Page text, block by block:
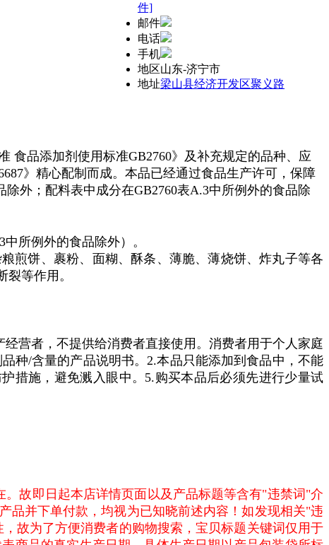
件]
邮件
电话
手机
地区山东-济宁市
地址梁山县经济开发区聚义路
食品添加剂使用标准GB2760》及补充规定的品种、应
》精心配制而成。本品已经通过食品生产许可，保障
除外；配料表中成分在GB2760表A.3中所例外的食品除
中所例外的食品除外） 。
煎饼、裹粉、面糊、酥条、薄脆、薄烧饼、炸丸子等各
等作用。
营者，不提供给消费者直接使用。消费者用于个人家庭
种/含量的产品说明书。2.本品只能添加到食品中，不能
措施，避免溅入眼中。5.购买本品后必须先进行少量试
故即日起本店详情页面以及产品标题等含有"违禁词"介
品并下单付款，均视为已知晓前述内容！如发现相关"违
故为了方便消费者的购物搜索，宝贝标题关键词仅用于